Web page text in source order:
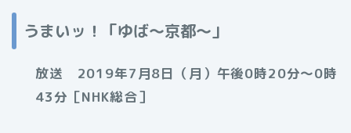
うまいッ！「ゆば～京都～」
放送 2019年7月8日（月）午後0時20分～0時
43分［NHK総合］